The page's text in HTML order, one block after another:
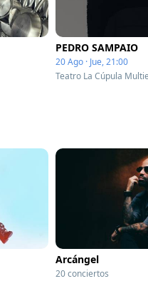
PEDRO SAMPAIO
20 Ago · Jue, 21:00
Arcángel
20 conciertos